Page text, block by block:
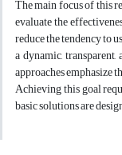
The main focus of this
evaluate the
reduce the tendency to
a dynamic,
approaches emphasize
Achieving this goal
basic solutions are